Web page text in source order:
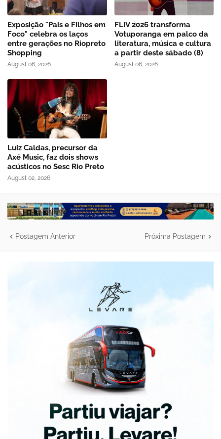
Exposição "Pais e Filhos em
Foco" celebra os laços
entre gerações no Riopreto
Shopping
August 06, 2026
FLIV 2026 transforma
Votuporanga em palco da
literatura, música e cultura
a partir deste sábado (8)
August 06, 2026
Luiz Caldas, precursor da
Axé Music, faz dois shows
acústicos no Sesc Rio Preto
August 02, 2026
Postagem Anterior Próxima Postagem